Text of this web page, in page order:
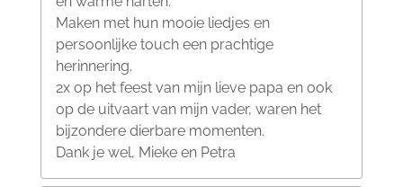
Maken met hun mooie liedjes en
persoonlijke touch een prachtige
herinnering.
2x op het feest van mijn lieve papa en ook
op de uitvaart van mijn vader, waren het
bijzondere dierbare momenten.
Dank je wel, Mieke en Petra